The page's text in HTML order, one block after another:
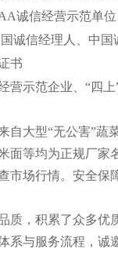
诚信经营示范
诚信经理人、中国
书
示范企业、“四
自大型“无公害”
面等均为正规厂
场行情。安全
质，积累了众多
系与服务流程，